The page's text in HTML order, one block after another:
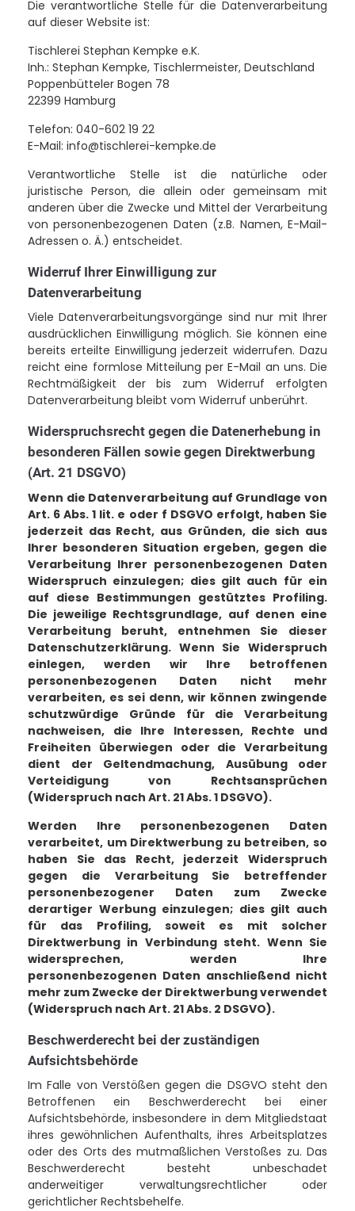
Die verantwortliche Stelle für die Datenverarbeitung
auf dieser Website ist:
Tischlerei Stephan Kempke e.K.
Inh.: Stephan Kempke, Tischlermeister, Deutschland
Poppenbütteler Bogen 78
22399 Hamburg
Telefon: 040-602 19 22
E-Mail: info@tischlerei-kempke.de
Verantwortliche Stelle ist die natürliche oder
juristische Person, die allein oder gemeinsam mit
anderen über die Zwecke und Mittel der Verarbeitung
von personenbezogenen Daten (z.B. Namen, E-Mail-
Adressen o. Ä.) entscheidet.
Widerruf Ihrer Einwilligung zur
Datenverarbeitung
Viele Datenverarbeitungsvorgänge sind nur mit Ihrer
ausdrücklichen Einwilligung möglich. Sie können eine
bereits erteilte Einwilligung jederzeit widerrufen. Dazu
reicht eine formlose Mitteilung per E-Mail an uns. Die
Rechtmäßigkeit der bis zum Widerruf erfolgten
Datenverarbeitung bleibt vom Widerruf unberührt.
Widerspruchsrecht gegen die Datenerhebung in
besonderen Fällen sowie gegen Direktwerbung
(Art. 21 DSGVO)
Wenn die Datenverarbeitung auf Grundlage von
Art. 6 Abs. 1 lit. e oder f DSGVO erfolgt, haben Sie
jederzeit das Recht, aus Gründen, die sich aus
Ihrer besonderen Situation ergeben, gegen die
Verarbeitung Ihrer personenbezogenen Daten
Widerspruch einzulegen; dies gilt auch für ein
auf diese Bestimmungen gestütztes Profiling.
Die jeweilige Rechtsgrundlage, auf denen eine
Verarbeitung beruht, entnehmen Sie dieser
Datenschutzerklärung. Wenn Sie Widerspruch
einlegen, werden wir Ihre betroffenen
personenbezogenen Daten nicht mehr
verarbeiten, es sei denn, wir können zwingende
schutzwürdige Gründe für die Verarbeitung
nachweisen, die Ihre Interessen, Rechte und
Freiheiten überwiegen oder die Verarbeitung
dient der Geltendmachung, Ausübung oder
Verteidigung von Rechtsansprüchen
(Widerspruch nach Art. 21 Abs. 1 DSGVO).
Werden Ihre personenbezogenen Daten
verarbeitet, um Direktwerbung zu betreiben, so
haben Sie das Recht, jederzeit Widerspruch
gegen die Verarbeitung Sie betreffender
personenbezogener Daten zum Zwecke
derartiger Werbung einzulegen; dies gilt auch
für das Profiling, soweit es mit solcher
Direktwerbung in Verbindung steht. Wenn Sie
widersprechen, werden Ihre
personenbezogenen Daten anschließend nicht
mehr zum Zwecke der Direktwerbung verwendet
(Widerspruch nach Art. 21 Abs. 2 DSGVO).
Beschwerderecht bei der zuständigen
Aufsichtsbehörde
Im Falle von Verstößen gegen die DSGVO steht den
Betroffenen ein Beschwerderecht bei einer
Aufsichtsbehörde, insbesondere in dem Mitgliedstaat
ihres gewöhnlichen Aufenthalts, ihres Arbeitsplatzes
oder des Orts des mutmaßlichen Verstoßes zu. Das
Beschwerderecht besteht unbeschadet
anderweitiger verwaltungsrechtlicher oder
gerichtlicher Rechtsbehelfe.